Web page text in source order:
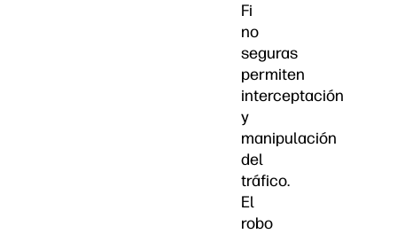
Fi
no
seguras
permiten
interceptación
y
manipulación
del
tráfico.
El
robo